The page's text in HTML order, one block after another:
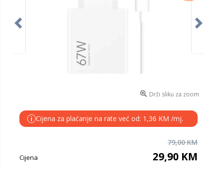
Drži sliku za zoom
i Cijena za plaćanje na rate već od: 1,36 KM /mj.
79,00 KM
Cijena 29,90 KM